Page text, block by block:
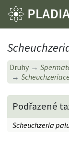
Druhy
Podřazené
Scheuchzeria